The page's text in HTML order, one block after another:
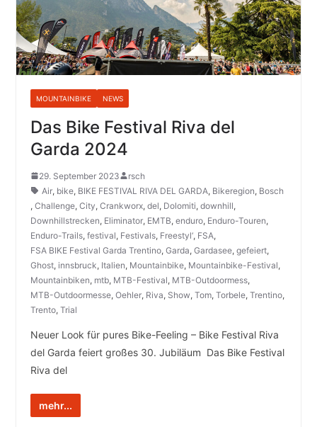
MOUNTAINBIKE NEWS
Das Bike Festival Riva del
Garda 2024
29. September 2023
rsch
Air, bike, BIKE FESTIVAL RIVA DEL GARDA, Bikeregion, Bosch
, Challenge, City, Crankworx, del, Dolomiti, downhill,
Downhillstrecken, Eliminator, EMTB, enduro, Enduro-Touren,
Enduro-Trails, festival, Festivals, Freestyl‘, FSA,
FSA BIKE Festival Garda Trentino, Garda, Gardasee, gefeiert,
Ghost, innsbruck, Italien, Mountainbike, Mountainbike-Festival,
Mountainbiken, mtb, MTB-Festival, MTB-Outdoormess,
MTB-Outdoormesse, Oehler, Riva, Show, Tom, Torbele, Trentino,
Trento, Trial
Neuer Look für pures Bike-Feeling – Bike Festival Riva
del Garda feiert großes 30. Jubiläum Das Bike Festival
Riva del
mehr...